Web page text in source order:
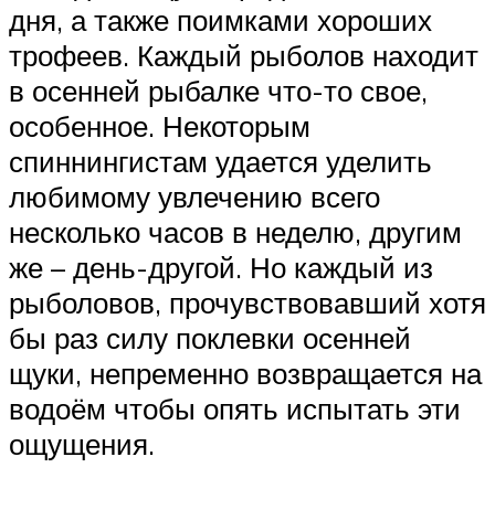
дня, а также поимками хороших
трофеев. Каждый рыболов находит
в осенней рыбалке что-то свое,
особенное. Некоторым
спиннингистам удается уделить
любимому увлечению всего
несколько часов в неделю, другим
же – день-другой. Но каждый из
рыболовов, прочувствовавший хотя
бы раз силу поклевки осенней
щуки, непременно возвращается на
водоём чтобы опять испытать эти
ощущения.